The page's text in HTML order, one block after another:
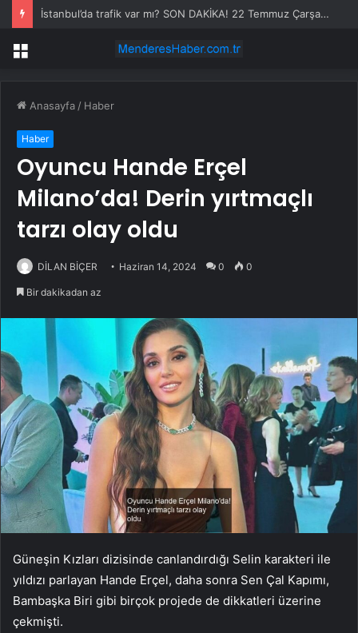
İstanbul’da trafik var mı? SON DAKİKA! 22 Temmuz Çarşamba hangi ilçelerde trafik var, hangi yollar kapalı?
Menü
Anasayfa / Haber
Haber
Oyuncu Hande Erçel
Milano’da! Derin yırtmaçlı
tarzı olay oldu
DİLAN BİÇER Haziran 14, 2024 0 0
Bir dakikadan az
Güneşin Kızları dizisinde canlandırdığı Selin karakteri ile
yıldızı parlayan Hande Erçel, daha sonra Sen Çal Kapımı,
Bambaşka Biri gibi birçok projede de dikkatleri üzerine
çekmişti.